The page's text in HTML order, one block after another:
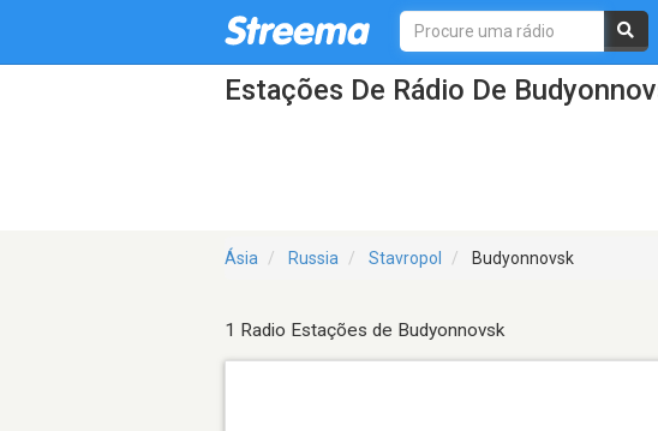
Estações De Rádio De
Ásia Russia Stavropol Budyonnovsk
1 Radio Estações de Budyonnovsk